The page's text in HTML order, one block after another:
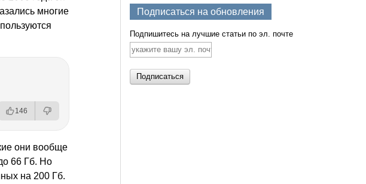
многие
146
они вообще
66 Гб. Но
на 200 Гб.
Подписаться на обновления
Подпишитесь на лучшие статьи по эл. почте